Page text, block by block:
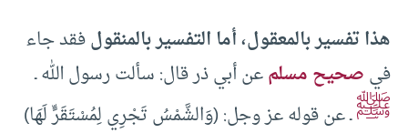
هذا تفسير بالمعقول، أما التفسير بالمنقولفقد جاء
فيصحيح مسلمعن أبي ذر قال: سألت رسول الله ـ
ﷺـ عن قوله عز وجل: (وَالشَّمْسُ تَجْرِي لِمُسْتَقَرٍّ لَهَا)